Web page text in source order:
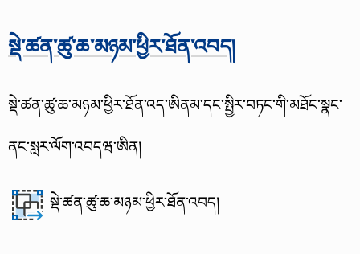
སྡེ་ཚན་ཚུ་ཆ་མཉམ་ཕྱིར་ཐོན་འབད།
སྡེ་ཚན་ཚུ་ཆ་མཉམ་ཕྱིར་ཐོན་འད་ཨིནམ་དང་སྤྱིར་བཏང་གི་མཐོང་སྣང་
ནང་སླར་ལོག་འབདཝ་ཨིན།
སྡེ་ཚན་ཚུ་ཆ་མཉམ་ཕྱིར་ཐོན་འབད།